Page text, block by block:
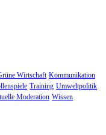
Wirtschaft Kommunikation
Training Umweltpolitik
Moderation Wissen